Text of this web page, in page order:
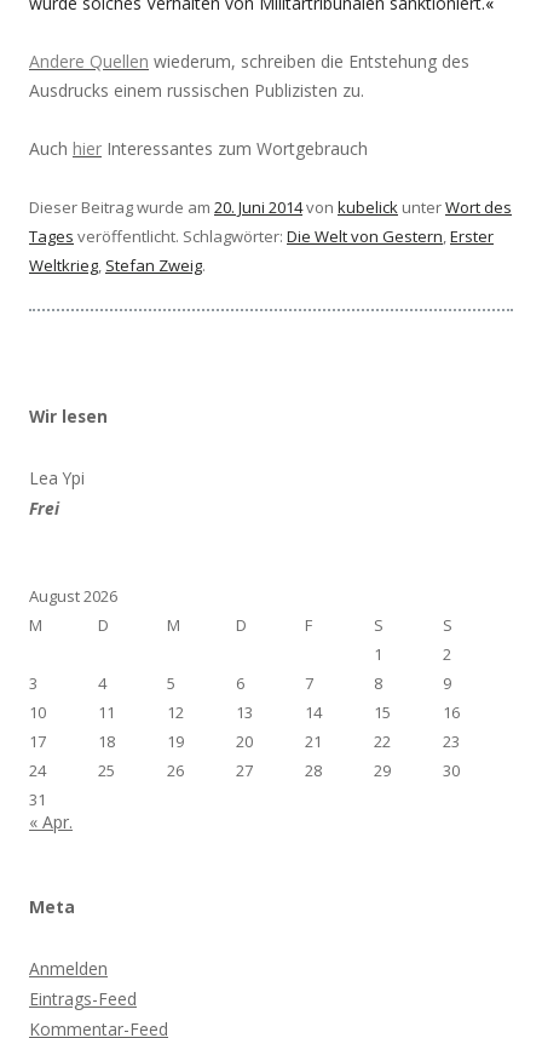
Andere Quellen wiederum, schreiben die Entstehung des
Ausdrucks einem russischen Publizisten zu.
Auch hier Interessantes zum Wortgebrauch
Dieser Beitrag wurde am 20. Juni 2014von kubelick unterWort des
Tages veröffentlicht. Schlagwörter: Die Welt von Gestern,Erster
Weltkrieg, Stefan Zweig.
Wir lesen
Lea Ypi
Frei
August 2026
M
D M D F S
S
1
2
3
4 5 6 7 8
9
10
11 12 13 14 15
16
17
18 19 20 21 22
23
24
25 26 27 28 29
30
31
« Apr.
Meta
Anmelden
Eintrags-Feed
Kommentar-Feed